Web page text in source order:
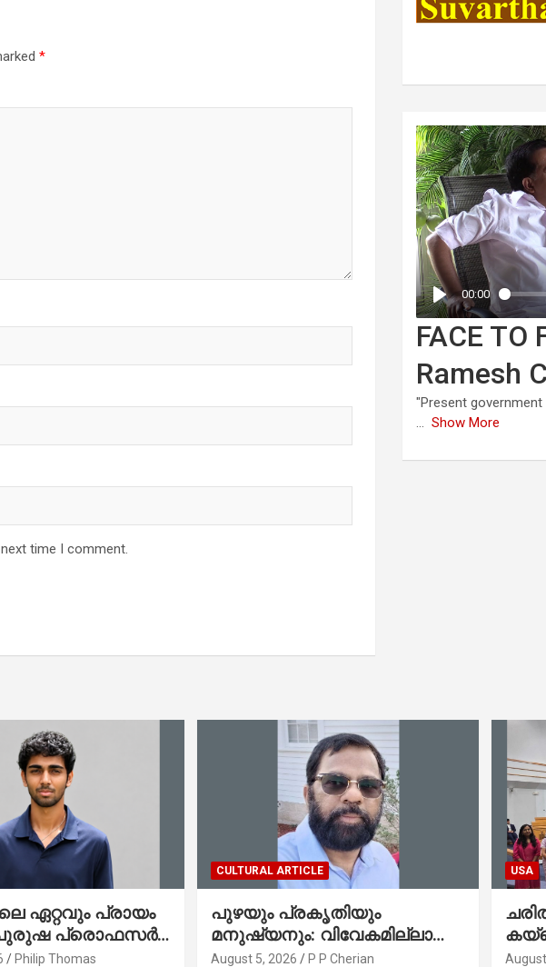
*
time I comment.
FACE TO
Ramesh
"Present
... Show More
ഏറ്റവും പ്രായം
പ്രൊഫസർ
മലയാളി
Philip Thomas
CULTURAL ARTICLE
പുഴയും പ്രകൃതിയും
മനുഷ്യനും: വിവേകമില്ലാത്ത
നയങ്ങളും ആവർത്തിക്കുന്ന
August 5, 2026 P P Cherian
USA